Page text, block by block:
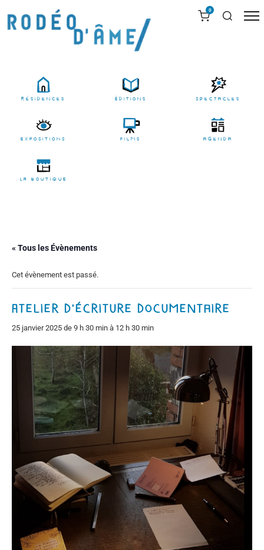
0
résidences Éditions Spectacles
EXPOSITIONS films agenda
LA BOUTIQUE
« Tous les Évènements
Cet évènement est passé.
Atelier d’écriture documentaire
25 janvier 2025 de 9 h 30 min à 12 h 30 min